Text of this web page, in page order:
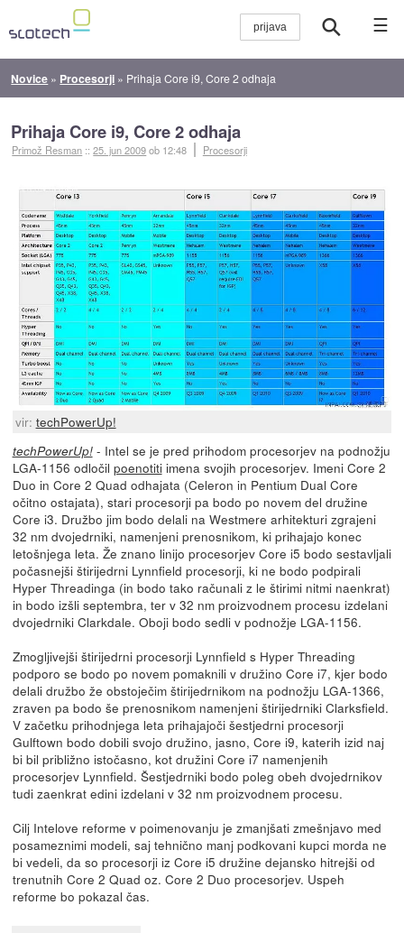
☰
Novice » Procesorji » Prihaja Core i9, Core 2 odhaja
Prihaja Core i9, Core 2 odhaja
Primož Resman ::25. jun 2009ob 12:48 Procesorji
vir: techPowerUp!
techPowerUp!- Intel se je pred prihodom procesorjev na podnožju
LGA-1156 odločil poenotitiimena svojih procesorjev. Imeni Core 2
Duo in Core 2 Quad odhajata (Celeron in Pentium Dual Core
očitno ostajata), stari procesorji pa bodo po novem del družine
Core i3. Družbo jim bodo delali na Westmere arhitekturi zgrajeni
32 nm dvojedrniki, namenjeni prenosnikom, ki prihajajo konec
letošnjega leta. Že znano linijo procesorjev Core i5 bodo sestavljali
počasnejši štirijedrni Lynnfield procesorji, ki ne bodo podpirali
Hyper Threadinga (in bodo tako računali z le štirimi nitmi naenkrat)
in bodo izšli septembra, ter v 32 nm proizvodnem procesu izdelani
dvojedrniki Clarkdale. Oboji bodo sedli v podnožje LGA-1156.
Zmogljivejši štirijedrni procesorji Lynnfield s Hyper Threading
podporo se bodo po novem pomaknili v družino Core i7, kjer bodo
delali družbo že obstoječim štirijedrnikom na podnožju LGA-1366,
zraven pa bodo še prenosnikom namenjeni štirijedrniki Clarksfield.
V začetku prihodnjega leta prihajajoči šestjedrni procesorji
Gulftown bodo dobili svojo družino, jasno, Core i9, katerih izid naj
bi bil približno istočasno, kot družini Core i7 namenjenih
procesorjev Lynnfield. Šestjedrniki bodo poleg obeh dvojedrnikov
tudi zaenkrat edini izdelani v 32 nm proizvodnem procesu.
Cilj Intelove reforme v poimenovanju je zmanjšati zmešnjavo med
posameznimi modeli, saj tehnično manj podkovani kupci morda ne
bi vedeli, da so procesorji iz Core i5 družine dejansko hitrejši od
trenutnih Core 2 Quad oz. Core 2 Duo procesorjev. Uspeh
reforme bo pokazal čas.